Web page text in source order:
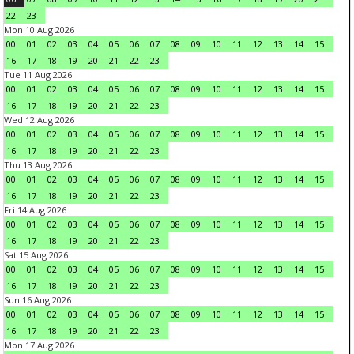
22
23
Mon 10 Aug 2026
00
01 02 03 04 05 06 07 08 09 10 11 12 13 14
15
16
17 18 19 20 21 22
23
Tue 11 Aug 2026
00
01 02 03 04 05 06 07 08 09 10 11 12 13 14
15
16
17 18 19 20 21 22
23
Wed 12 Aug 2026
00
01 02 03 04 05 06 07 08 09 10 11 12 13 14
15
16
17 18 19 20 21 22
23
Thu 13 Aug 2026
00
01 02 03 04 05 06 07 08 09 10 11 12 13 14
15
16
17 18 19 20 21 22
23
Fri 14 Aug 2026
00
01 02 03 04 05 06 07 08 09 10 11 12 13 14
15
16
17 18 19 20 21 22
23
Sat 15 Aug 2026
00
01 02 03 04 05 06 07 08 09 10 11 12 13 14
15
16
17 18 19 20 21 22
23
Sun 16 Aug 2026
00
01 02 03 04 05 06 07 08 09 10 11 12 13 14
15
16
17 18 19 20 21 22
23
Mon 17 Aug 2026